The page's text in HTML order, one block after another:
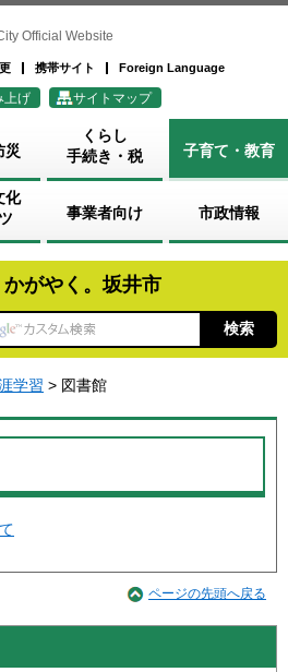
Official Website
携帯サイト Foreign Language
上げ サイトマップ
災
くらし
手続き・税
子育て・教育
化
事業者向け 市政情報
かがやく。坂井市
学習 > 図書館
ページの先頭へ戻る